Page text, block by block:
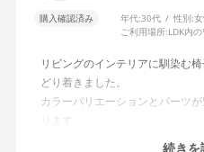
購入確認済み 年代:30代 性別:
ご利用場所:LDK内
リビングのインテリアに馴染む
どり着きました。
カラーバリエーションとパーツ
オフィスチェアにしては比較的
続きを